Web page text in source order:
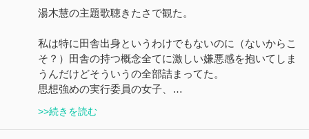
湯木慧の主題歌聴きたさで観た。
私は特に田舎出身というわけでもないのに（ないからこ
そ？）田舎の持つ概念全てに激しい嫌悪感を抱いてしま
うんだけどそういうの全部詰まってた。
思想強めの実行委員の女子、…
>>続きを読む